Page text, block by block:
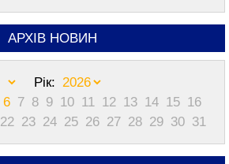
АРХІВ НОВИН
Рік:
6 7 8 9 10 11 12 13 14 15 16
22 23 24 25 26 27 28 29 30 31